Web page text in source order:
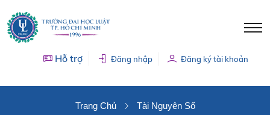
Hỗ trợ Đăng nhập Đăng ký tài khoản
Trang Chủ Tài Nguyên Số